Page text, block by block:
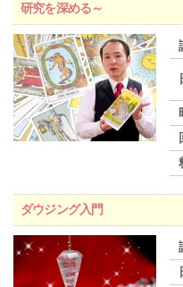
研究を深める～
ダウジング入門